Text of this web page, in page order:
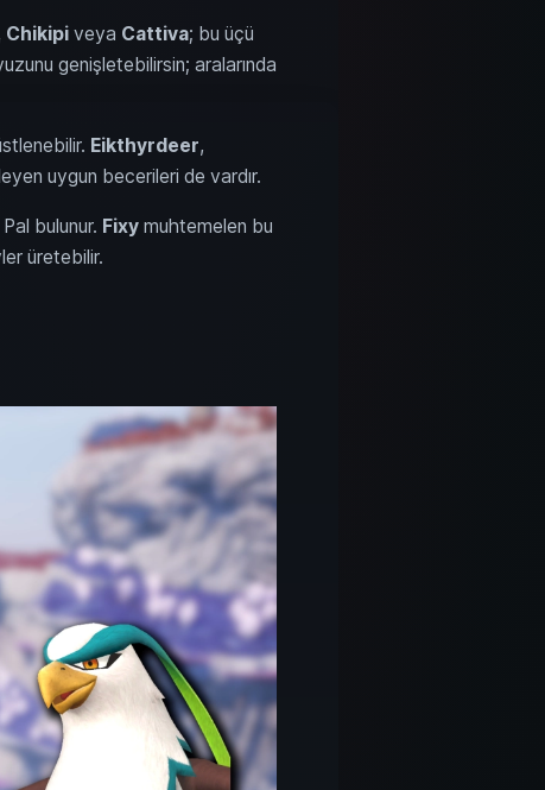
Chikipiveya Cattiva; bu üçü
genişletebilirsin; aralarında
Eikthyrdeer,
uygun becerileri de vardır.
bulunur. Fixymuhtemelen bu
üretebilir.